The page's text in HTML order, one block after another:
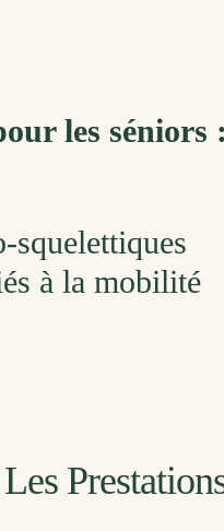
les séniors :
squelettiques
à la mobilité